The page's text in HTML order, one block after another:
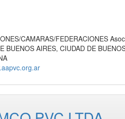
CAMARAS/FEDERACIONES
BUENOS AIRES, CIUDAD DE